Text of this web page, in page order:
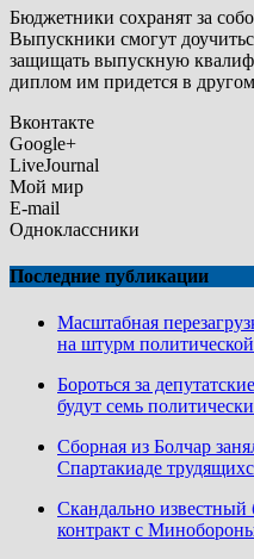
Бюджетники сохранят за
Выпускники смогут
защищать выпускную
диплом им придется в
Вконтакте
Google+
LiveJournal
Мой мир
E-mail
Одноклассники
Последние публикации
Масштабная
на штурм
Бороться за
будут семь
Сборная из Болчар
Спартакиаде
Скандально
контракт с